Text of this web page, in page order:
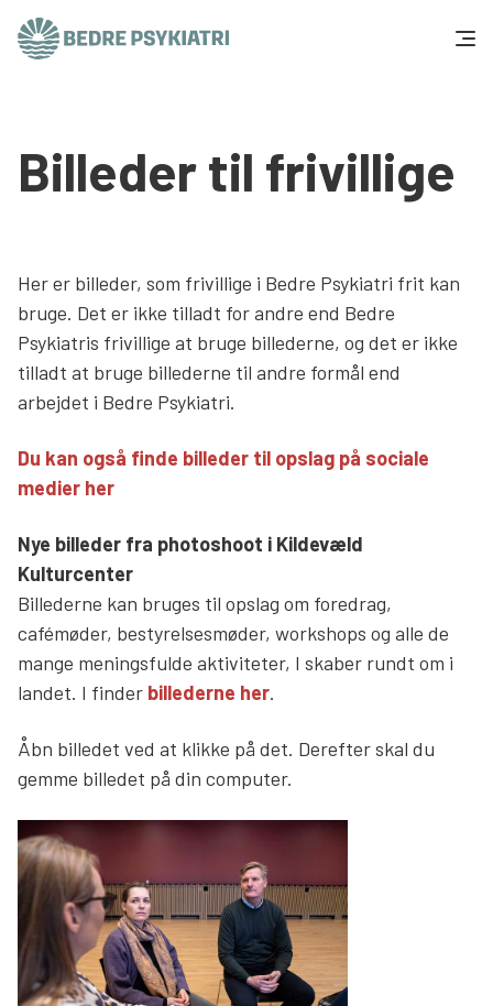
Tal og fakta
Vær med
Presse og politik
Billeder til frivillige
Her er billeder, som frivillige i Bedre Psykiatri frit kan
bruge. Det er ikke tilladt for andre end Bedre
Psykiatris frivillige at bruge billederne, og det er ikke
tilladt at bruge billederne til andre formål end
arbejdet i Bedre Psykiatri.
Du kan også finde billeder til opslag på sociale
medier her
Nye billeder fra photoshoot i Kildevæld
Kulturcenter
Billederne kan bruges til opslag om foredrag,
cafémøder, bestyrelsesmøder, workshops og alle de
mange meningsfulde aktiviteter, I skaber rundt om i
landet. I finder billederne her.
Åbn billedet ved at klikke på det. Derefter skal du
gemme billedet på din computer.